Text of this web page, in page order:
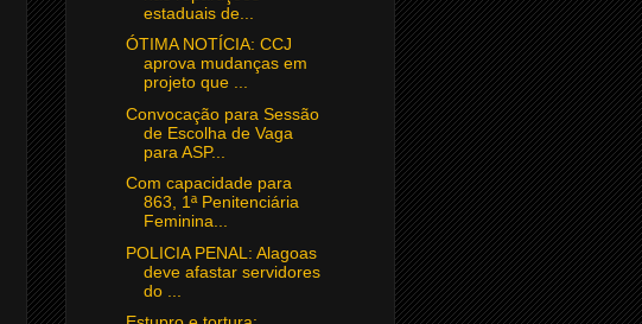
estaduais de...
ÓTIMA NOTÍCIA: CCJ
aprova mudanças em
projeto que ...
Convocação para Sessão
de Escolha de Vaga
para ASP...
Com capacidade para
863, 1ª Penitenciária
Feminina...
POLICIA PENAL: Alagoas
deve afastar servidores
do ...